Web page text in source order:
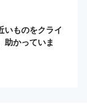
いものをクライ
助かっていま